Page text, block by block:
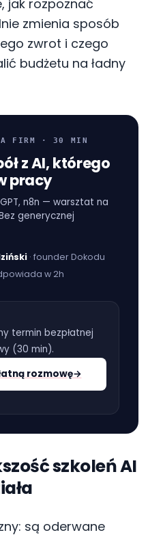
zmienił.
jak rozpoznać
zmienia sposób
zwrot i czego
budżetu na ładny
FIRM · 30 MIN
z AI, którego
pracy
n8n — warsztat na
generycznej
· founder Dokodu
w 2h
termin bezpłatnej
(30 min).
rozmowę→
szkoleń AI
są oderwane